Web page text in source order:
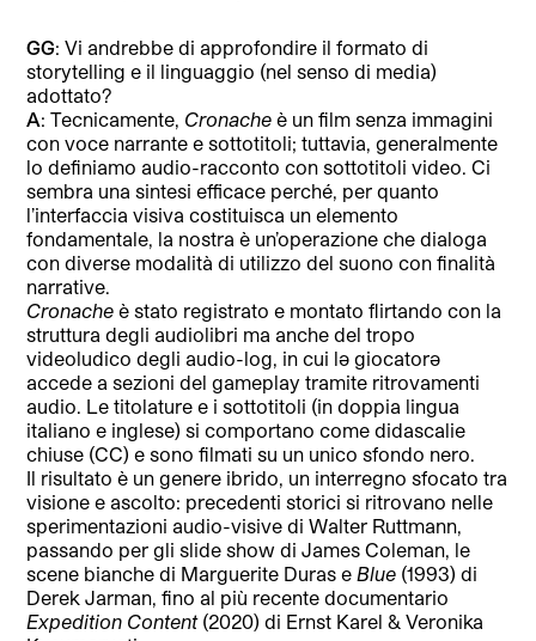
GG: Vi andrebbe di approfondire il formato di
storytelling e il linguaggio (nel senso di media)
adottato?
A: Tecnicamente, Cronache è un film senza immagini
con voce narrante e sottotitoli; tuttavia, generalmente
lo definiamo audio-racconto con sottotitoli video. Ci
sembra una sintesi efficace perché, per quanto
l’interfaccia visiva costituisca un elemento
fondamentale, la nostra è un’operazione che dialoga
con diverse modalità di utilizzo del suono con finalità
narrative.
Cronache è stato registrato e montato flirtando con la
struttura degli audiolibri ma anche del tropo
videoludico degli audio-log, in cui lə giocatorə
accede a sezioni del gameplay tramite ritrovamenti
audio. Le titolature e i sottotitoli (in doppia lingua
italiano e inglese) si comportano come didascalie
chiuse (CC) e sono filmati su un unico sfondo nero.
Il risultato è un genere ibrido, un interregno sfocato tra
visione e ascolto: precedenti storici si ritrovano nelle
sperimentazioni audio-visive di Walter Ruttmann,
passando per gli slide show di James Coleman, le
scene bianche di Marguerite Duras e Blue (1993) di
Derek Jarman, fino al più recente documentario
Expedition Content(2020) di Ernst Karel & Veronika